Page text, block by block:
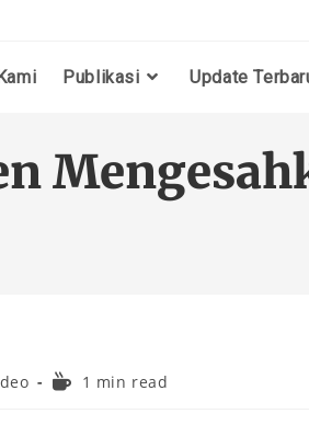
Publikasi Update
1 min read